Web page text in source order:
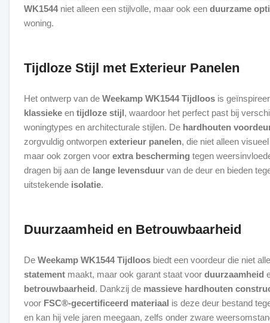
WK1544niet alleen een stijlvolle, maar ook een duurzame
woning.
Tijdloze Stijl met Exterieur Panelen
Het ontwerp van de Weekamp WK1544 Tijdloos is
klassieke en tijdloze stijl, waardoor het perfect past bij
woningtypes en architecturale stijlen. De hardhouten
zorgvuldig ontworpen exterieur panelen, die niet alleen
maar ook zorgen voor extra bescherming tegen
dragen bij aan de lange levensduur van de deur en bieden
uitstekende isolatie.
Duurzaamheid en Betrouwbaarheid
De Weekamp WK1544 Tijdloos biedt een voordeur die niet
statement maakt, maar ook garant staat voor duurzaamheid
betrouwbaarheid. Dankzij de massieve hardhouten
voor FSC®-gecertificeerd materiaal is deze deur bestand
en kan hij vele jaren meegaan, zelfs onder zware